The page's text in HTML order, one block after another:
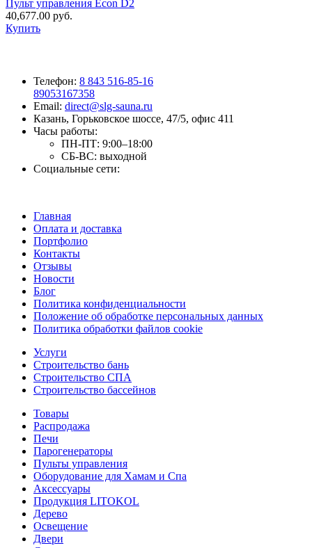
Пульт управления Econ D2
40,677.00 руб.
Купить
Телефон: 8 843 516-85-16
89053167358
Email: direct@slg-sauna.ru
Казань, Горьковское шоссе, 47/5, офис 411
Часы работы:
ПН-ПТ: 9:00–18:00
СБ-ВС: выходной
Социальные сети:
Главная
Оплата и доставка
Портфолио
Контакты
Отзывы
Новости
Блог
Политика конфиденциальности
Положение об обработке персональных данных
Политика обработки файлов cookie
Услуги
Строительство бань
Строительство СПА
Строительство бассейнов
Товары
Распродажа
Печи
Парогенераторы
Пульты управления
Оборудование для Хамам и Спа
Аксессуары
Продукция LITOKOL
Дерево
Освещение
Двери